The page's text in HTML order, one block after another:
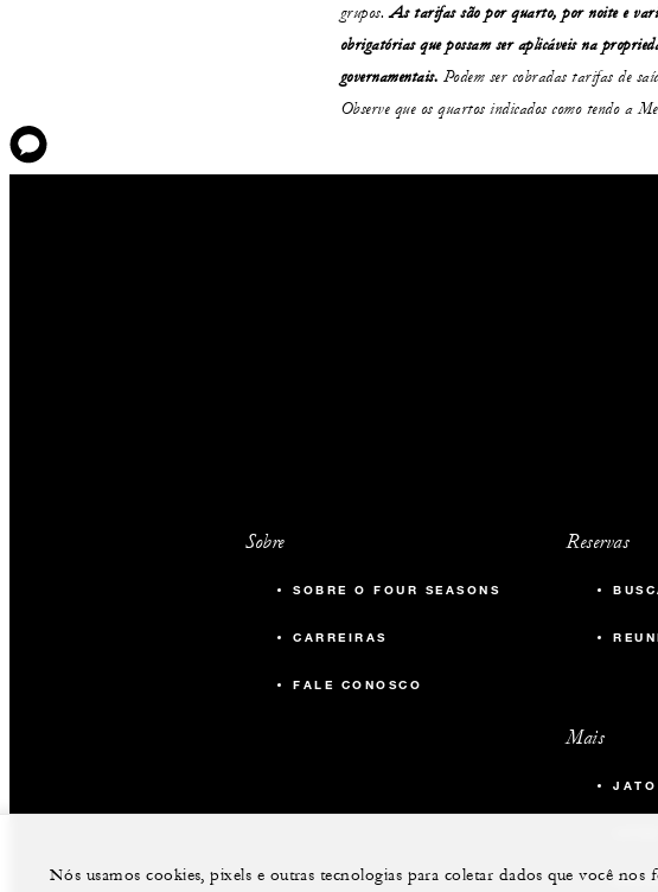
grupos.As tarifas são por quarto, por noite e
obrigatórias que possam ser aplicáveis na
governamentais. Podem ser cobradas tarifas de
Observe que os quartos indicados como tendo a
Sobre
SOBRE O FOUR SEASONS
CARREIRAS
FALE CONOSCO
Reservas
Mais
Nós usamos cookies, pixels e outras tecnologias para coletar dados que você